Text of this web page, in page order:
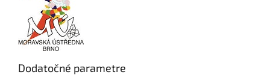
Dodatočné parametre